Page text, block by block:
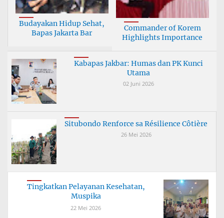
Budayakan Hidup Sehat,
Bapas Jakarta Bar
Commander of Korem
Highlights Importance
Kabapas Jakbar: Humas dan PK Kunci
Utama
02 Juni 2026
Situbondo Renforce sa Résilience Côtière
26 Mei 2026
Tingkatkan Pelayanan Kesehatan,
Muspika
22 Mei 2026